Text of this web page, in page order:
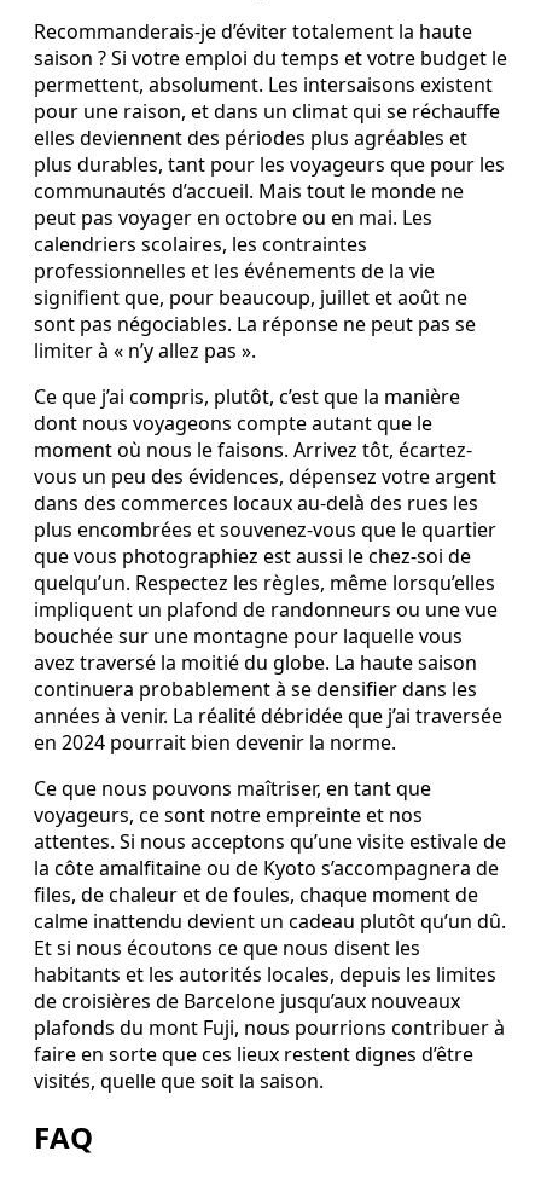
Recommanderais-je d’éviter totalement la haute
saison ? Si votre emploi du temps et votre budget le
permettent, absolument. Les intersaisons existent
pour une raison, et dans un climat qui se réchauffe
elles deviennent des périodes plus agréables et
plus durables, tant pour les voyageurs que pour les
communautés d’accueil. Mais tout le monde ne
peut pas voyager en octobre ou en mai. Les
calendriers scolaires, les contraintes
professionnelles et les événements de la vie
signifient que, pour beaucoup, juillet et août ne
sont pas négociables. La réponse ne peut pas se
limiter à « n’y allez pas ».
Ce que j’ai compris, plutôt, c’est que la manière
dont nous voyageons compte autant que le
moment où nous le faisons. Arrivez tôt, écartez-
vous un peu des évidences, dépensez votre argent
dans des commerces locaux au-delà des rues les
plus encombrées et souvenez-vous que le quartier
que vous photographiez est aussi le chez-soi de
quelqu’un. Respectez les règles, même lorsqu’elles
impliquent un plafond de randonneurs ou une vue
bouchée sur une montagne pour laquelle vous
avez traversé la moitié du globe. La haute saison
continuera probablement à se densifier dans les
années à venir. La réalité débridée que j’ai traversée
en 2024 pourrait bien devenir la norme.
Ce que nous pouvons maîtriser, en tant que
voyageurs, ce sont notre empreinte et nos
attentes. Si nous acceptons qu’une visite estivale de
la côte amalfitaine ou de Kyoto s’accompagnera de
files, de chaleur et de foules, chaque moment de
calme inattendu devient un cadeau plutôt qu’un dû.
Et si nous écoutons ce que nous disent les
habitants et les autorités locales, depuis les limites
de croisières de Barcelone jusqu’aux nouveaux
plafonds du mont Fuji, nous pourrions contribuer à
faire en sorte que ces lieux restent dignes d’être
visités, quelle que soit la saison.
FAQ